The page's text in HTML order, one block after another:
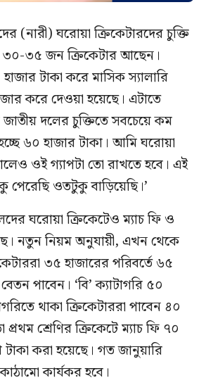
(নারী) ঘরোয়া ক্রিকেটারদের চুক্তি
৩০-৩৫ জন ক্রিকেটার আছেন।
টাকা করে মাসিক স্যালারি
করে দেওয়া হয়েছে। এটাতে
দলের চুক্তিতে সবচেয়ে কম
৬০ হাজার টাকা। আমি ঘরোয়া
ওই গ্যাপটা তো রাখতে হবে। এই
ওতটুকু বাড়িয়েছি।’
ঘরোয়া ক্রিকেটেও ম্যাচ ফি ও
নতুন নিয়ম অনুযায়ী, এখন থেকে
৩৫ হাজারের পরিবর্তে ৬৫
পাবেন। ‘বি’ ক্যাটাগরি ৫০
থাকা ক্রিকেটাররা পাবেন ৪০
শ্রেণির ক্রিকেটে ম্যাচ ফি ৭০
করা হয়েছে। গত জানুয়ারি
কার্যকর হবে।